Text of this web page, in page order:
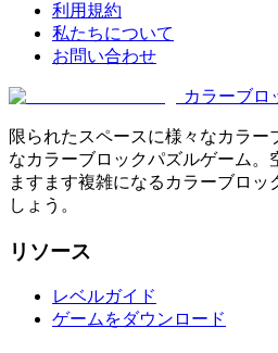
利用規約
私たちについて
お問い合わせ
カラーブロ
限られたスペースに様々なカラー
なカラーブロックパズルゲーム。
ますます複雑になるカラーブロッ
しょう。
リソース
レベルガイド
ゲームをダウンロード